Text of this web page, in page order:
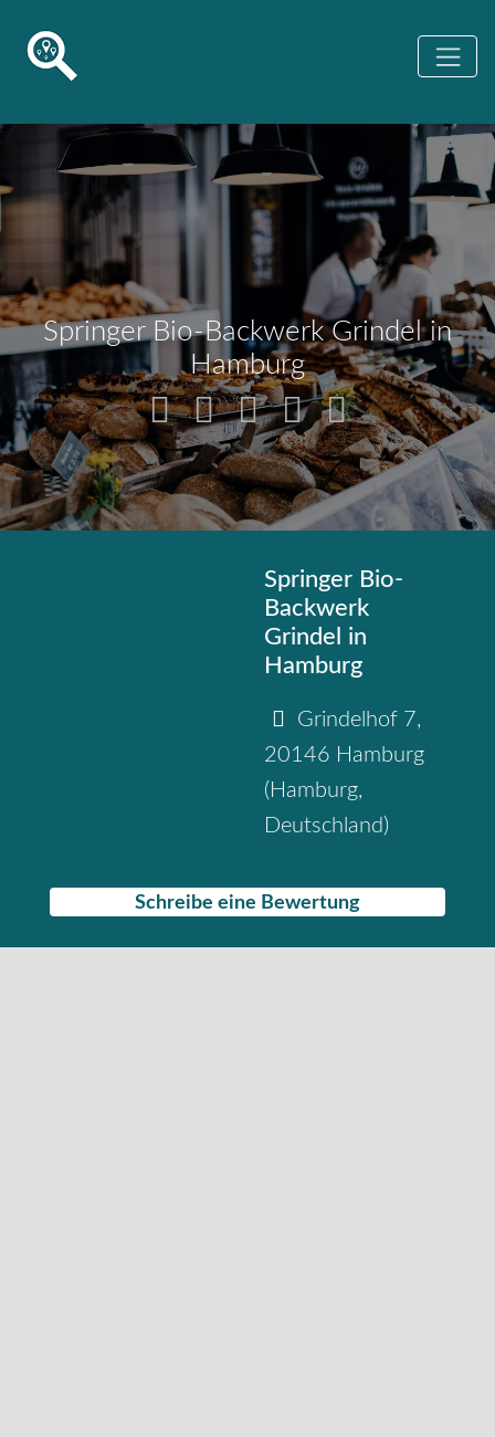
Springer Bio-Backwerk Grindel in
Hamburg
Springer Bio-
Backwerk
Grindel in
Hamburg
Grindelhof 7,
20146 Hamburg
( Hamburg,
Deutschland)
Schreibe eine Bewertung